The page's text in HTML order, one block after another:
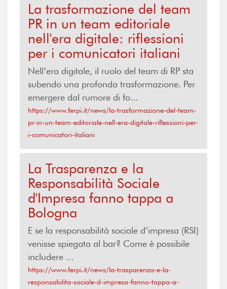
La trasformazione del team
PR in un team editoriale
nell'era digitale: riflessioni
per i comunicatori italiani
Nell’era digitale, il ruolo del team di RP sta
subendo una profonda trasformazione. Per
emergere dal rumore di fo...
https://www.ferpi.it/news/la-trasformazione-del-team-
pr-in-un-team-editoriale-nell-era-digitale-riflessioni-per-
i-comunicatori-italiani
La Trasparenza e la
Responsabilità Sociale
d'Impresa fanno tappa a
Bologna
E se la responsabilità sociale d’impresa (RSI)
venisse spiegata al bar? Come è possibile
includere ...
https://www.ferpi.it/news/la-trasparenza-e-la-
responsabilita-sociale-d-impresa-fanno-tappa-a-